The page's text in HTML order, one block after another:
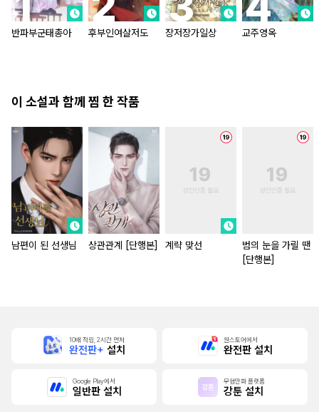
반파부군태총아 후부인여살저도 장저장가일상 교주영옥
이 소설과 함께 찜 한 작품
남편이 된 선생님 상관관계 [단행본] 계략 맞선
범의 눈을 가릴 땐
[단행본]
10배 적립, 2시간 먼저
완전판+ 설치
원스토어에서
완전판 설치
Google Play에서
일반판 설치
무협만화 플랫폼
강툰 설치